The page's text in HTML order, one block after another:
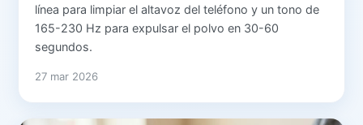
línea para limpiar el altavoz del teléfono y un tono de
165-230 Hz para expulsar el polvo en 30-60
segundos.
27 mar 2026